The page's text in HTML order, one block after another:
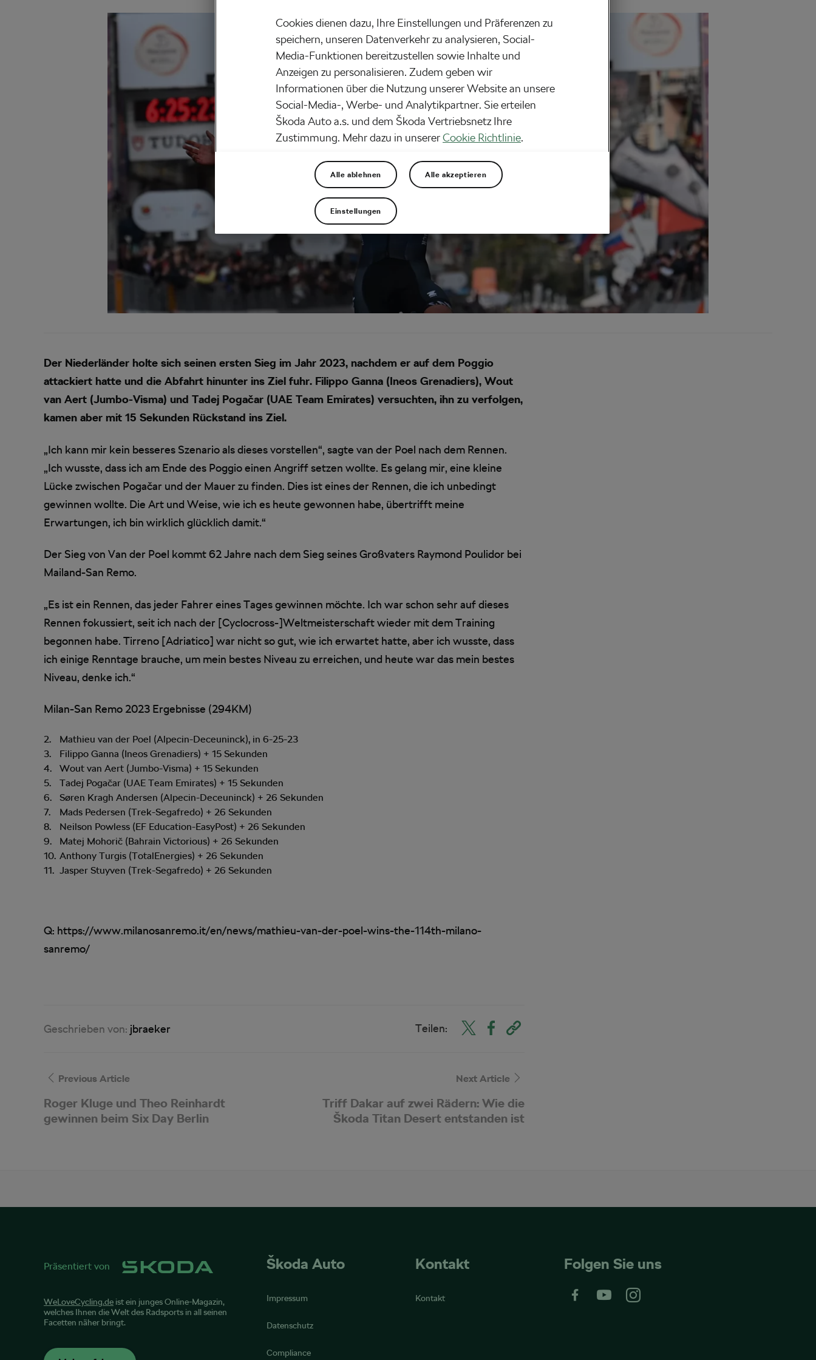
Der Niederländer holte sich seinen ersten Sieg im Jahr 2023, nachdem er auf dem Poggio
attackiert hatte und die Abfahrt hinunter ins Ziel fuhr. Filippo Ganna (Ineos Grenadiers), Wout
van Aert (Jumbo-Visma) und Tadej Pogačar (UAE Team Emirates) versuchten, ihn zu verfolgen,
kamen aber mit 15 Sekunden Rückstand ins Ziel.
„Ich kann mir kein besseres Szenario als dieses vorstellen“, sagte van der Poel nach dem Rennen.
„Ich wusste, dass ich am Ende des Poggio einen Angriff setzen wollte. Es gelang mir, eine kleine
Lücke zwischen Pogačar und der Mauer zu finden. Dies ist eines der Rennen, die ich unbedingt
gewinnen wollte. Die Art und Weise, wie ich es heute gewonnen habe, übertrifft meine
Erwartungen, ich bin wirklich glücklich damit.“
Der Sieg von Van der Poel kommt 62 Jahre nach dem Sieg seines Großvaters Raymond Poulidor bei
Mailand-San Remo.
„Es ist ein Rennen, das jeder Fahrer eines Tages gewinnen möchte. Ich war schon sehr auf dieses
Rennen fokussiert, seit ich nach der [Cyclocross-]Weltmeisterschaft wieder mit dem Training
begonnen habe. Tirreno [Adriatico] war nicht so gut, wie ich erwartet hatte, aber ich wusste, dass
ich einige Renntage brauche, um mein bestes Niveau zu erreichen, und heute war das mein bestes
Niveau, denke ich.“
Milan-San Remo 2023 Ergebnisse (294KM)
Mathieu van der Poel (Alpecin-Deceuninck), in 6-25-23
Filippo Ganna (Ineos Grenadiers) + 15 Sekunden
Wout van Aert (Jumbo-Visma) + 15 Sekunden
Tadej Pogačar (UAE Team Emirates) + 15 Sekunden
Søren Kragh Andersen (Alpecin-Deceuninck) + 26 Sekunden
Mads Pedersen (Trek-Segafredo) + 26 Sekunden
Neilson Powless (EF Education-EasyPost) + 26 Sekunden
Matej Mohorič (Bahrain Victorious) + 26 Sekunden
Anthony Turgis (TotalEnergies) + 26 Sekunden
Jasper Stuyven (Trek-Segafredo) + 26 Sekunden
Q: https://www.milanosanremo.it/en/news/mathieu-van-der-poel-wins-the-114th-milano-
sanremo/
Geschrieben von: jbraeker Teilen:
Previous Article
Roger Kluge und Theo Reinhardt
gewinnen beim Six Day Berlin
Next Article
Triff Dakar auf zwei Rädern: Wie die
Škoda Titan Desert entstanden ist
Präsentiert von
WeLoveCycling.de ist ein junges Online-Magazin,
welches Ihnen die Welt des Radsports in all seinen
Facetten näher bringt.
Škoda Auto
Impressum
Datenschutz
Compliance
Kontakt
Kontakt
Folgen Sie uns
Cookies dienen dazu, Ihre Einstellungen und Präferenzen zu
speichern, unseren Datenverkehr zu analysieren, Social-
Media-Funktionen bereitzustellen sowie Inhalte und
Anzeigen zu personalisieren. Zudem geben wir
Informationen über die Nutzung unserer Website an unsere
Social-Media-, Werbe- und Analytikpartner. Sie erteilen
Škoda Auto a.s. und dem Škoda Vertriebsnetz Ihre
Zustimmung. Mehr dazu in unsererCookie Richtlinie.
Alle ablehnen Alle akzeptieren
Einstellungen